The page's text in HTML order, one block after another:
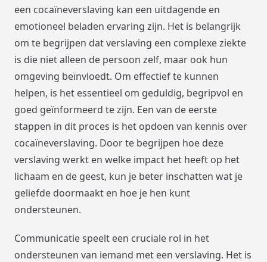
een cocaïneverslaving kan een uitdagende en
emotioneel beladen ervaring zijn. Het is belangrijk
om te begrijpen dat verslaving een complexe ziekte
is die niet alleen de persoon zelf, maar ook hun
omgeving beïnvloedt. Om effectief te kunnen
helpen, is het essentieel om geduldig, begripvol en
goed geïnformeerd te zijn. Een van de eerste
stappen in dit proces is het opdoen van kennis over
cocaïneverslaving. Door te begrijpen hoe deze
verslaving werkt en welke impact het heeft op het
lichaam en de geest, kun je beter inschatten wat je
geliefde doormaakt en hoe je hen kunt
ondersteunen.
Communicatie speelt een cruciale rol in het
ondersteunen van iemand met een verslaving. Het is